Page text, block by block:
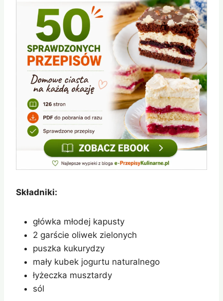
Składniki:
główka młodej kapusty
2 garście oliwek zielonych
puszka kukurydzy
mały kubek jogurtu naturalnego
łyżeczka musztardy
sól